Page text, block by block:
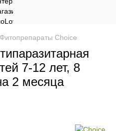
Фитопрепараты Choice
7-12 лет, 8
2 месяца